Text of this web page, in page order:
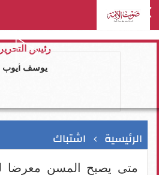
رئيس التحرير
يوسف ايوب
الرئيسية اشتباك